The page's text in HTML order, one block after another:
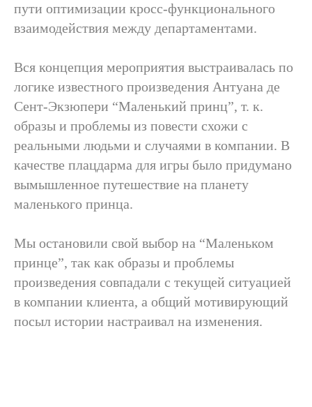
пути оптимизации кросс-функционального
взаимодействия между департаментами.
Вся концепция мероприятия выстраивалась по
логике известного произведения Антуана де
Сент-Экзюпери “Маленький принц”, т. к.
образы и проблемы из повести схожи с
реальными людьми и случаями в компании. В
качестве плацдарма для игры было придумано
вымышленное путешествие на планету
маленького принца.
Мы остановили свой выбор на “Маленьком
принце”, так как образы и проблемы
произведения совпадали с текущей ситуацией
в компании клиента, а общий мотивирующий
посыл истории настраивал на изменения.